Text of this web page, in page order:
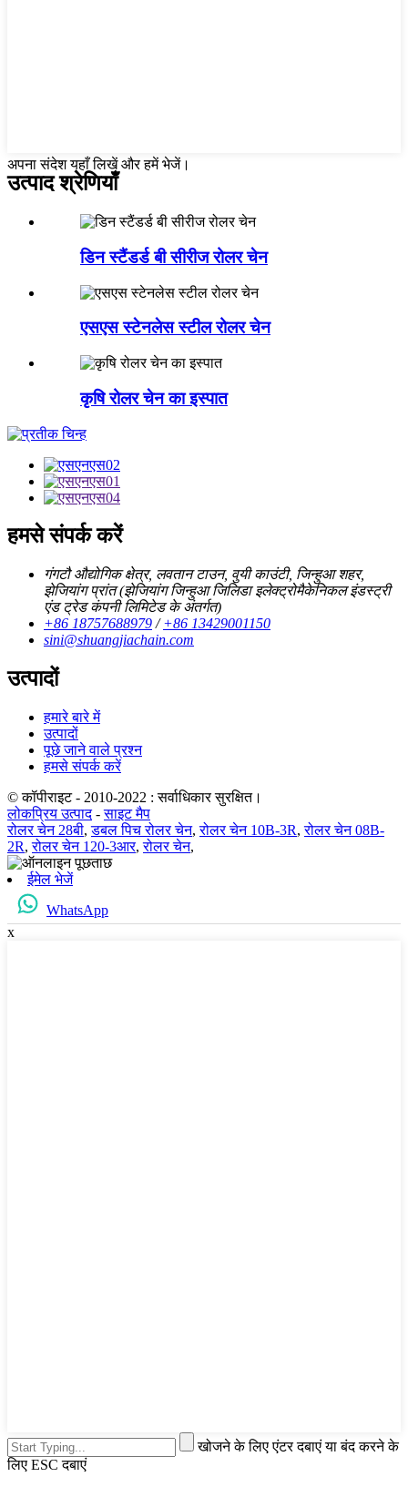
अपना संदेश यहाँ लिखें और हमें भेजें।
उत्पाद श्रेणियाँ
डिन स्टैंडर्ड बी सीरीज रोलर चेन
एसएस स्टेनलेस स्टील रोलर चेन
कृषि रोलर चेन का इस्पात
हमसे संपर्क करें
गंगटौ औद्योगिक क्षेत्र, लवतान टाउन, वुयी काउंटी, जिन्हुआ शहर,
झेजियांग प्रांत (झेजियांग जिन्हुआ जिलिडा इलेक्ट्रोमैकेनिकल इंडस्ट्री
एंड ट्रेड कंपनी लिमिटेड के अंतर्गत)
+86 18757688979 /+86 13429001150
sini@shuangjiachain.com
उत्पादों
हमारे बारे में
उत्पादों
पूछे जाने वाले प्रश्न
हमसे संपर्क करें
© कॉपीराइट - 2010-2022 : सर्वाधिकार सुरक्षित।
लोकप्रिय उत्पाद-साइट मैप
रोलर चेन 28बी,डबल पिच रोलर चेन,रोलर चेन 10B-3R,रोलर चेन 08B-
2R,रोलर चेन 120-3आर,रोलर चेन,
ईमेल भेजें
WhatsApp
x
खोजने के लिए एंटर दबाएं या बंद करने के
लिए ESC दबाएं